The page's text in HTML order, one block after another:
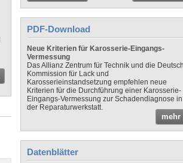
PDF-Download
Neue Kriterien für Karosserie-Eingangs-
Vermessung
Das Allianz Zentrum für Technik und die
Kommission für Lack und
Karosserieinstandsetzung empfehlen neue
Kriterien für die Durchführung einer Karosserie-
Eingangs-Vermessung zur Schadendiagnose in
der Reparaturwerkstatt.
mehr
Datenblätter